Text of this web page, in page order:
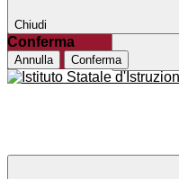
Chiudi
Conferma
Annulla Conferma